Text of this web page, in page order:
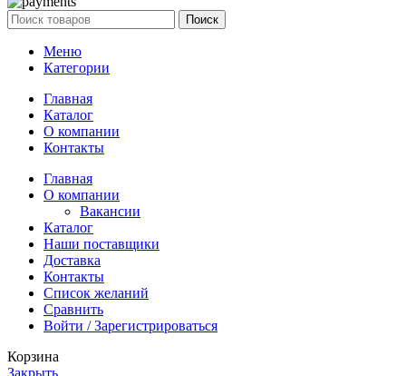
Поиск
Меню
Категории
Главная
Каталог
О компании
Контакты
Главная
О компании
Вакансии
Каталог
Наши поставщики
Доставка
Контакты
Список желаний
Сравнить
Войти / Зарегистрироваться
Корзина